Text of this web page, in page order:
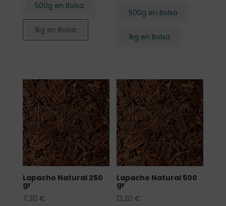
500g en Bolsa
1kg en Bolsa
500g en Bolsa
1kg en Bolsa
Lapacho Natural 250
gr
7,30 €
Lapacho Natural 500
gr
13,20 €